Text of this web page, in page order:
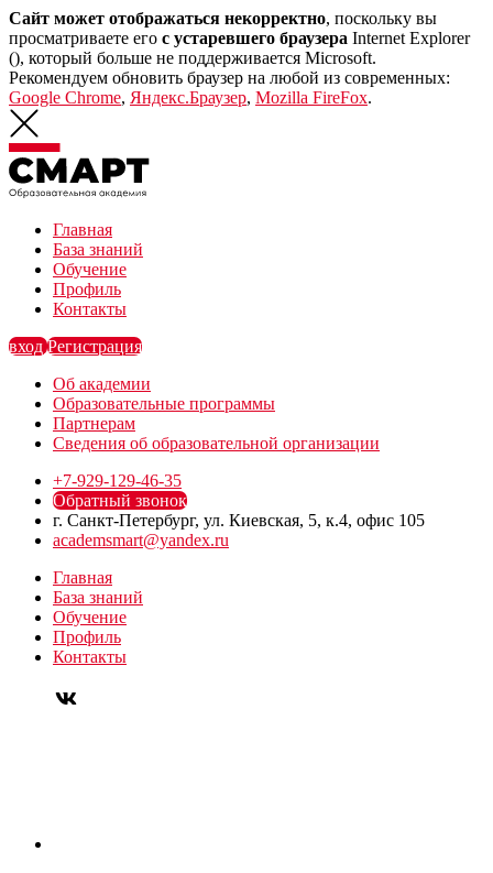
Сайт может отображаться некорректно, поскольку вы
просматриваете его с устаревшего браузера Internet Explorer
(), который больше не поддерживается Microsoft.
Рекомендуем обновить браузер на любой из современных:
Google Chrome, Яндекс.Браузер, Mozilla FireFox.
Главная
База знаний
Обучение
Профиль
Контакты
входРегистрация
Об академии
Образовательные программы
Партнерам
Сведения об образовательной организации
+7-929-129-46-35
Обратный звонок
г. Санкт-Петербург, ул. Киевская, 5, к.4, офис 105
academsmart@yandex.ru
Главная
База знаний
Обучение
Профиль
Контакты